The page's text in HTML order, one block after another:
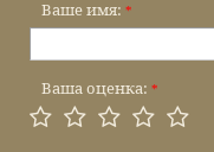
Ваше имя: *
Ваша оценка: *